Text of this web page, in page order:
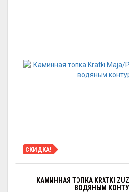
СКИДКА!
КАМИННАЯ ТОПКА KRATKI
ВОДЯНЫМ